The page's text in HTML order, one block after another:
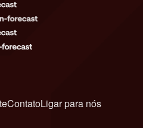
ContatoLigar para nós